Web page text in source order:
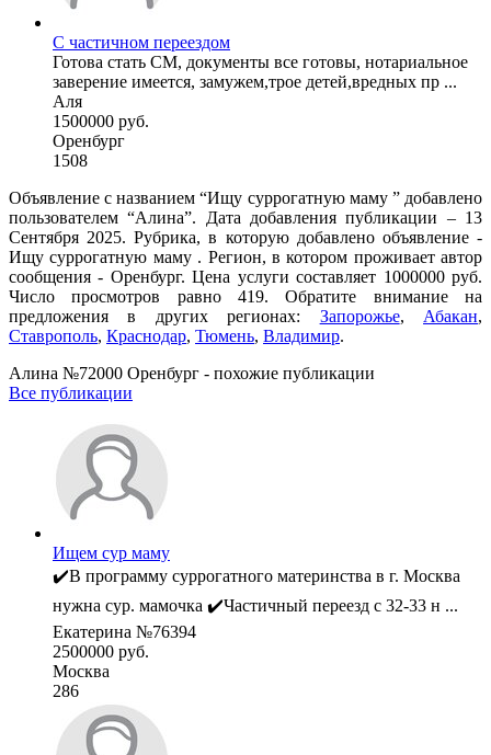
С частичном переездом
Готова стать СМ, документы все готовы, нотариальное
заверение имеется, замужем,трое детей,вредных пр ...
Аля
1500000 руб.
Оренбург
1508
Объявление с названием “Ищу суррогатную маму ” добавлено
пользователем “Алина”. Дата добавления публикации – 13
Сентября 2025. Рубрика, в которую добавлено объявление -
Ищу суррогатную маму . Регион, в котором проживает автор
сообщения - Оренбург. Цена услуги составляет 1000000 руб.
Число просмотров равно 419. Обратите внимание на
предложения в других регионах: Запорожье, Абакан,
Ставрополь, Краснодар, Тюмень, Владимир.
Алина №72000 Оренбург - похожие публикации
Все публикации
Ищем сур маму
✔️В программу суррогатного материнства в г. Москва
нужна сур. мамочка ✔️Частичный переезд с 32-33 н ...
Екатерина №76394
2500000 руб.
Москва
286